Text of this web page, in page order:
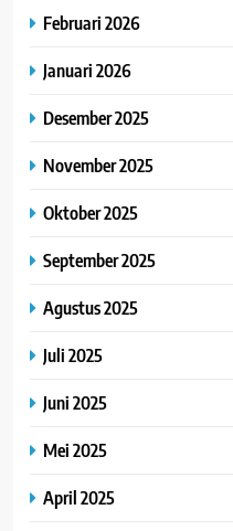
Februari 2026
Januari 2026
Desember 2025
November 2025
Oktober 2025
September 2025
Agustus 2025
Juli 2025
Juni 2025
Mei 2025
April 2025